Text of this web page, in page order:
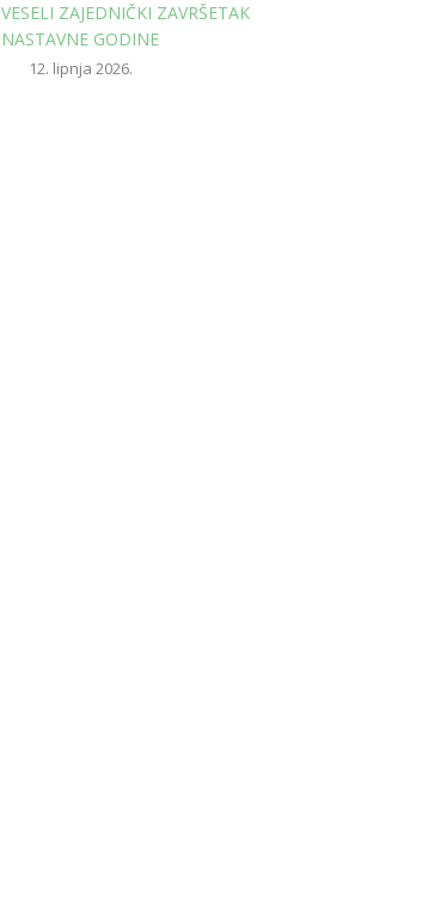
VESELI ZAJEDNIČKI ZAVRŠETAK
NASTAVNE GODINE
12. lipnja 2026.